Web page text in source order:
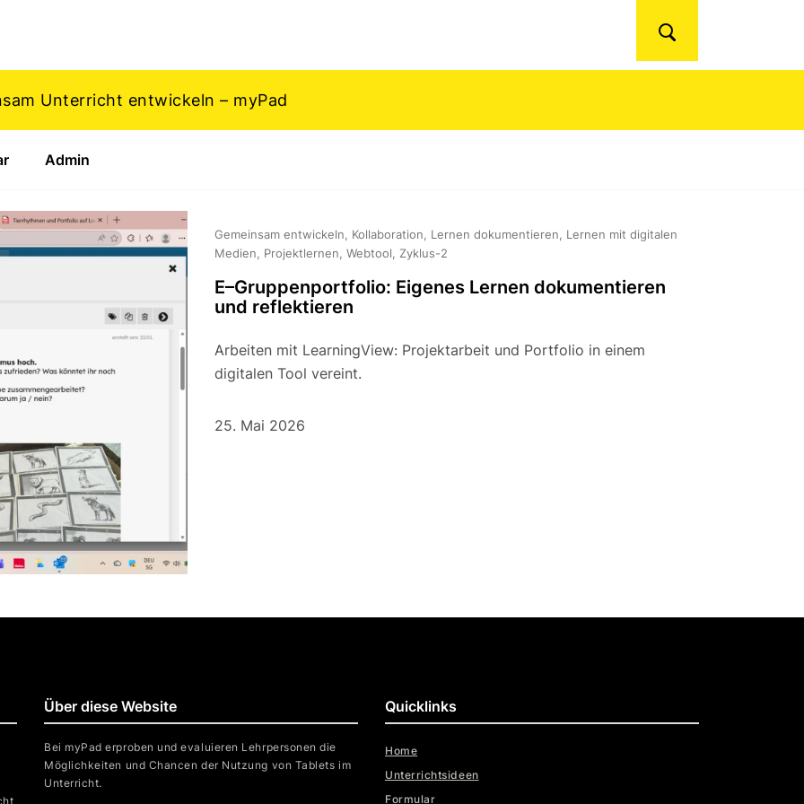
Unterricht entwickeln – myPad
Admin
Gemeinsam entwickeln, Kollaboration, Lernen dokumentieren, Lernen mit digitalen
Medien, Projektlernen, Webtool, Zyklus-2
E–Gruppenportfolio: Eigenes Lernen dokumentieren
und reflektieren
Arbeiten mit LearningView: Projektarbeit und Portfolio in einem
digitalen Tool vereint.
25. Mai 2026
Über diese Website
Bei myPad erproben und evaluieren Lehrpersonen die
Möglichkeiten und Chancen der Nutzung von Tablets im
Unterricht.
Quicklinks
Home
Unterrichtsideen
Formular